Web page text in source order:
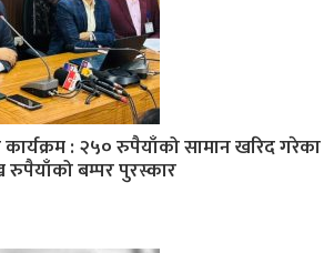
कार्यक्रम : २५० रुपैयाँको सामान खरिद गरेका
बम्पर पुरस्कार